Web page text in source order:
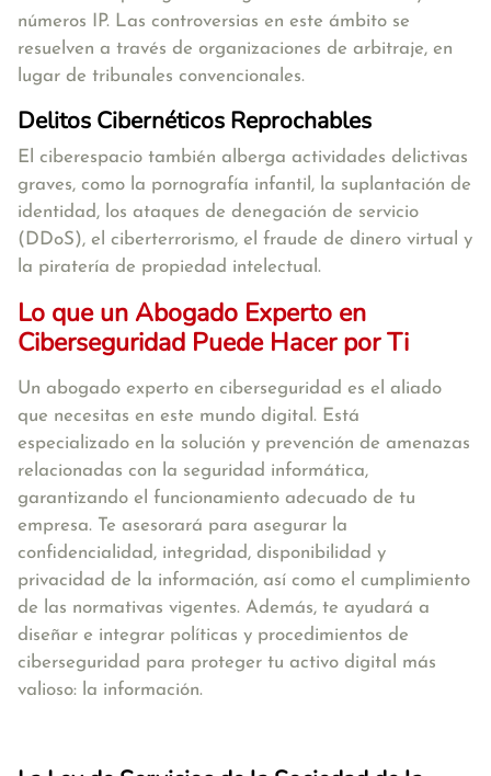
números IP. Las controversias en este ámbito se
resuelven a través de organizaciones de arbitraje, en
lugar de tribunales convencionales.
Delitos Cibernéticos Reprochables
El ciberespacio también alberga actividades delictivas
graves, como la pornografía infantil, la suplantación de
identidad, los ataques de denegación de servicio
(DDoS), el ciberterrorismo, el fraude de dinero virtual y
la piratería de propiedad intelectual.
Lo que un Abogado Experto en
Ciberseguridad Puede Hacer por Ti
Un abogado experto en ciberseguridad es el aliado
que necesitas en este mundo digital. Está
especializado en la solución y prevención de amenazas
relacionadas con la seguridad informática,
garantizando el funcionamiento adecuado de tu
empresa. Te asesorará para asegurar la
confidencialidad, integridad, disponibilidad y
privacidad de la información, así como el cumplimiento
de las normativas vigentes. Además, te ayudará a
diseñar e integrar políticas y procedimientos de
ciberseguridad para proteger tu activo digital más
valioso: la información.